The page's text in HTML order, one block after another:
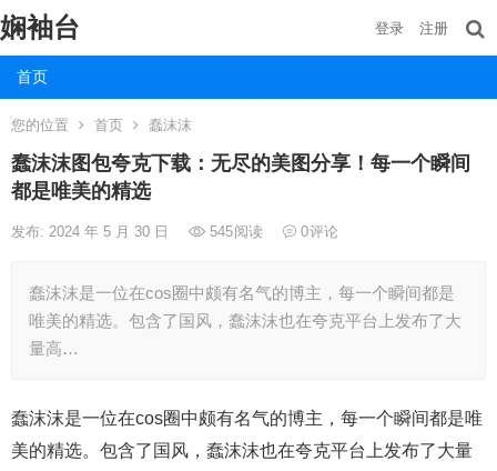
娴袖台
首页
登录 注册
您的位置 首页 蠢沫沫
蠢沫沫图包夸克下载：无尽的美图分享！每一个瞬间
都是唯美的精选
发布: 2024 年 5 月 30 日 545阅读 0评论
蠢沫沫是一位在cos圈中颇有名气的博主，每一个瞬间都是
唯美的精选。包含了国风，蠢沫沫也在夸克平台上发布了大
量高…
蠢沫沫是一位在cos圈中颇有名气的博主，每一个瞬间都是唯
美的精选。包含了国风，蠢沫沫也在夸克平台上发布了大量